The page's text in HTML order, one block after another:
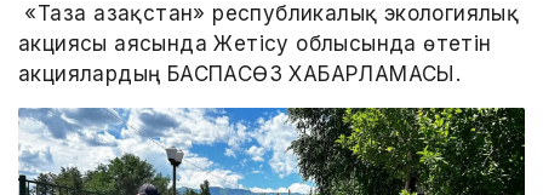
«Таза Қазақстан» республикалық экологиялық
акциясы аясында Жетісу облысында өтетін
акциялардың БАСПАСӨЗ ХАБАРЛАМАСЫ.